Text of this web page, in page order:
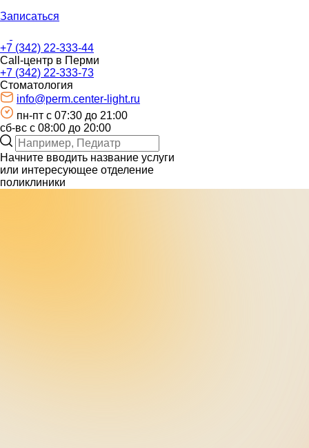
Записаться
+7 (342) 22-333-44
Call-центр в Перми
+7 (342) 22-333-73
Стоматология
info@perm.center-light.ru
пн-пт c 07:30 до 21:00
сб-вс с 08:00 до 20:00
Начните вводить название услуги
или интересующее отделение
поликлиники